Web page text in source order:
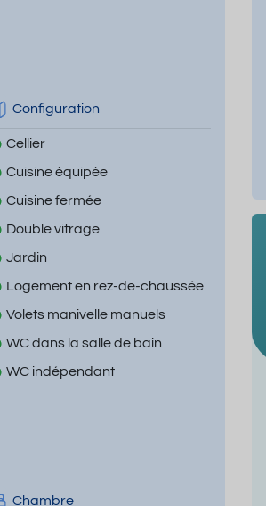
Configuration
Cellier
Cuisine équipée
Cuisine fermée
Double vitrage
Jardin
Logement en rez-de-chaussée
Volets manivelle manuels
WC dans la salle de bain
WC indépendant
Chambre